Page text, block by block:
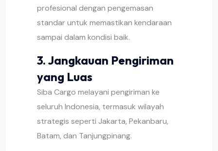
profesional dengan pengemasan
standar untuk memastikan kendaraan
sampai dalam kondisi baik.
3. Jangkauan Pengiriman
yang Luas
Siba Cargo melayani pengiriman ke
seluruh Indonesia, termasuk wilayah
strategis seperti Jakarta, Pekanbaru,
Batam, dan Tanjungpinang.